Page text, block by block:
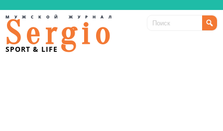
Sergio
SPORT & LIFE
МУЖСКОЙ ЖУРНАЛ